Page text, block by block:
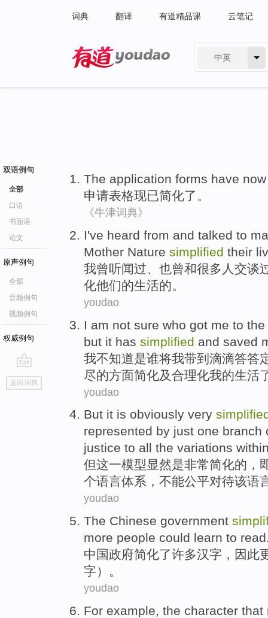
词典 翻译 有道精品课 云笔记
中英
双语例句
全部
口语
书面语
论文
原声例句
全部
音频例句
视频例句
权威例句
go
top
返回词典
The application forms have
申请表格现已简化了 。
《牛津词典》
I've heard from and talked to
Mother Nature simplified their
我曾听闻过、也曾和很多 人 交谈
化他们的生活的。
youdao
I am not sure who got me to the
but it has simplified and saved
我不知道是谁将我带到 滴滴答答
尽的方面简化及合理化我的生活
youdao
But it is obviously very
represented by just one branch
justice to all the variations
但这一模型显然是非常简化的，
个语言体系， 不能公平对待该语
youdao
The Chinese government
more people could learn to
中 国政府简化了许多汉字，因此
字）。
youdao
For example, the character